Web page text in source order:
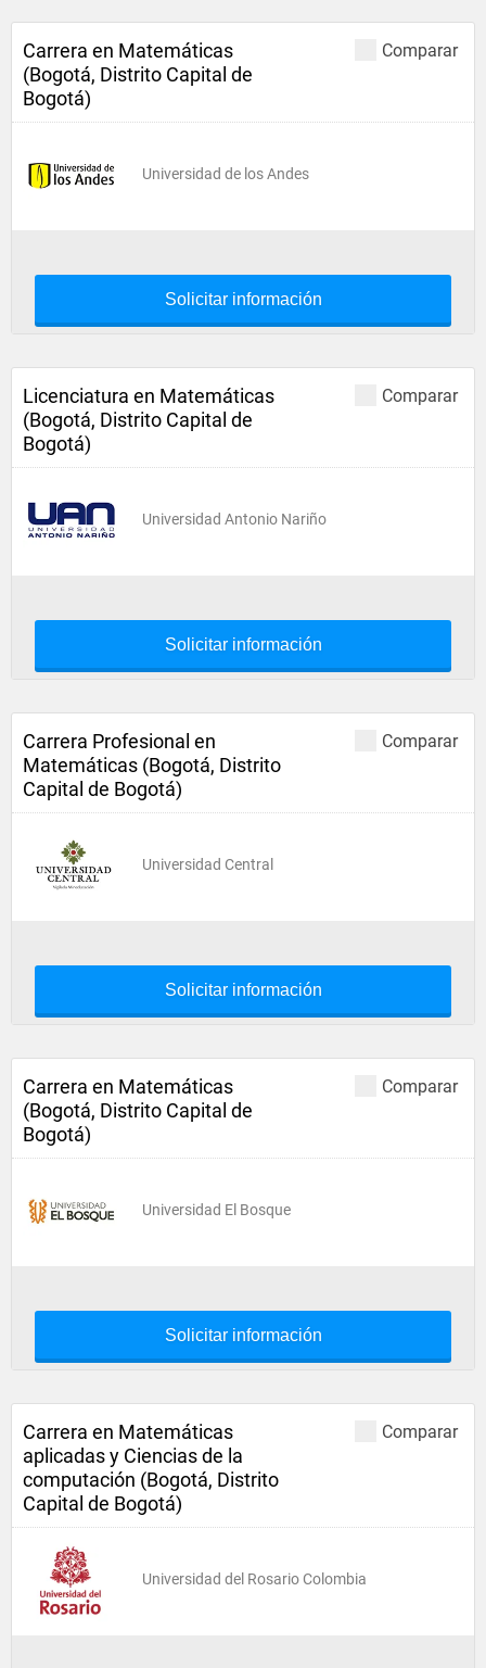
Comparar
Carrera en Matemáticas
(Bogotá, Distrito Capital de
Bogotá)
Universidad de los Andes
Solicitar información
Comparar
Licenciatura en Matemáticas
(Bogotá, Distrito Capital de
Bogotá)
Universidad Antonio Nariño
Solicitar información
Comparar
Carrera Profesional en
Matemáticas (Bogotá, Distrito
Capital de Bogotá)
Universidad Central
Solicitar información
Comparar
Carrera en Matemáticas
(Bogotá, Distrito Capital de
Bogotá)
Universidad El Bosque
Solicitar información
Comparar
Carrera en Matemáticas
aplicadas y Ciencias de la
computación (Bogotá, Distrito
Capital de Bogotá)
Universidad del Rosario Colombia